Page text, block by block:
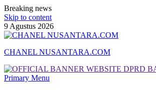
Breaking news
Skip to content
9 Agustus 2026
CHANEL NUSANTARA.COM
Primary Menu